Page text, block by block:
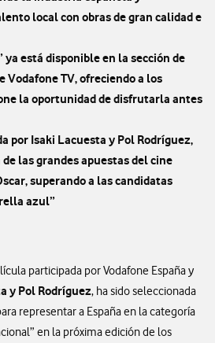
local con obras de gran calidad e
ya está disponible en la sección de
Vodafone TV, ofreciendo a los
la oportunidad de disfrutarla antes
por Isaki Lacuesta y Pol Rodríguez,
las grandes apuestas del cine
superando a las candidatas
azul”
participada por Vodafone España y
y Pol Rodríguez, ha sido seleccionada
representar a España en la categoría
en la próxima edición de los